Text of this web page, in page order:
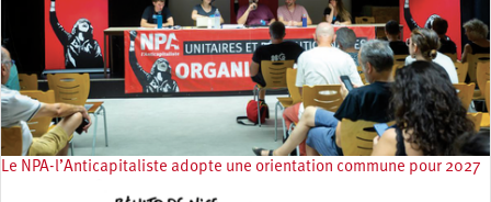
Le NPA-l’Anticapitaliste adopte une orientation commune pour 2027